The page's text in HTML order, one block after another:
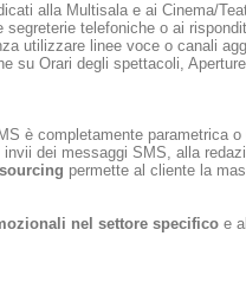
alla Multisala e ai Cinema/
telefoniche o ai
utilizzare linee voce o canali
su Orari degli spettacoli,
è completamente parametrica o
dei messaggi SMS, alla
permette al cliente la
nel settore specificoe